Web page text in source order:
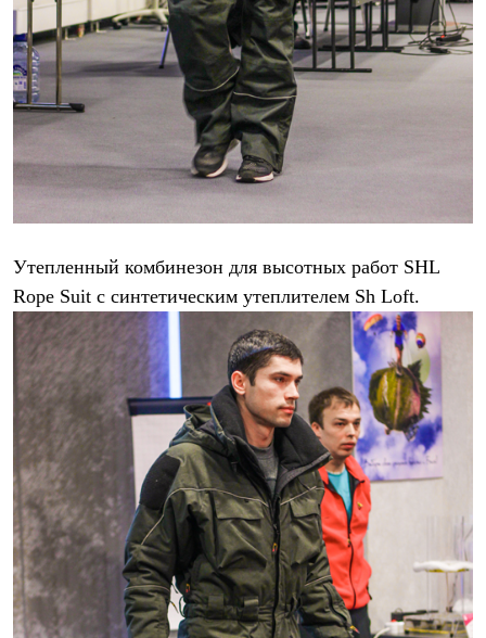
Утепленный комбинезон для высотных работ SHL
Rope Suit с синтетическим утеплителем Sh Loft.